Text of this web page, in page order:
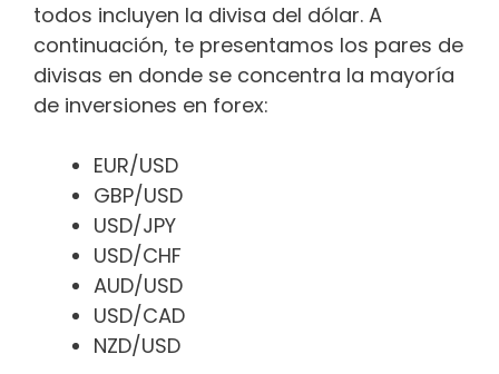
todos incluyen la divisa del dólar. A
continuación, te presentamos los pares de
divisas en donde se concentra la mayoría
de inversiones en forex:
EUR/USD
GBP/USD
USD/JPY
USD/CHF
AUD/USD
USD/CAD
NZD/USD